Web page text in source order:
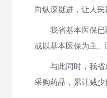
向纵深挺进，让人民
我省基本医保
成以基本医保为主
与此同时，我
采购药品，累计减少